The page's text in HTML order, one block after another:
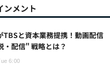
ンメント
TBSと資本業務提携！動画配信
・配信" 戦略とは？
6:00